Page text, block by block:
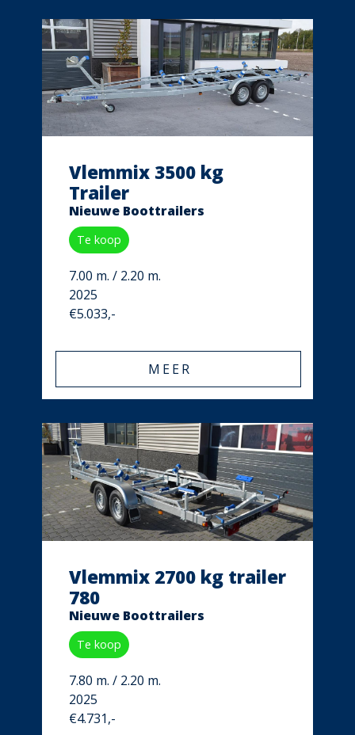
Vlemmix 3500 kg
Trailer
Nieuwe Boottrailers
Te koop
7.00 m. / 2.20 m.
2025
€5.033,-
MEER
Vlemmix 2700 kg trailer
780
Nieuwe Boottrailers
Te koop
7.80 m. / 2.20 m.
2025
€4.731,-